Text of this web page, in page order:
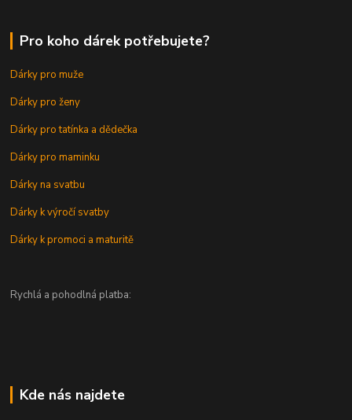
Pro koho dárek potřebujete?
Dárky pro muže
Dárky pro ženy
Dárky pro tatínka a dědečka
Dárky pro maminku
Dárky na svatbu
Dárky k výročí svatby
Dárky k promoci a maturitě
Rychlá a pohodlná platba:
Kde nás najdete